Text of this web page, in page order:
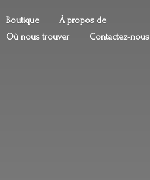
Boutique
À propos de
Où nous trouver
Contactez-nous